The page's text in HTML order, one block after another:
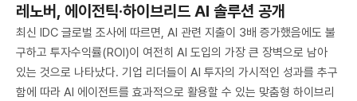
​레노버, 에이전틱·하이브리드 AI 솔루션 공개
최신 IDC 글로벌 조사에 따르면, AI 관련 지출이 3배 증가했음에도 불
구하고 투자수익률(ROI)이 여전히 AI 도입의 가장 큰 장벽으로 남아
있는 것으로 나타났다. 기업 리더들이 AI 투자의 가시적인 성과를 추구
함에 따라 AI 에이전트를 효과적으로 활용할 수 있는 맞춤형 하이브리